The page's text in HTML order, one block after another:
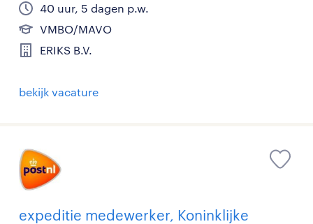
40 uur, 5 dagen p.w.
VMBO/MAVO
ERIKS B.V.
bekijk vacature
expeditie medewerker, Koninklijke